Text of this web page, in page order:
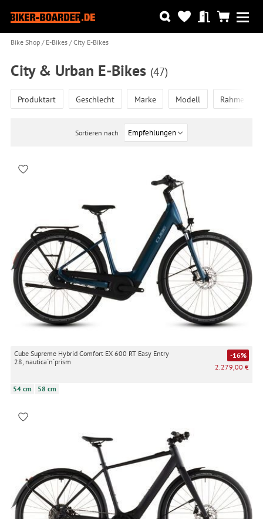
Bike Shop E-Bikes City E-Bikes
City & Urban E-Bikes (47)
Produktart Geschlecht Marke Modell
Sortieren nach
Cube Supreme Hybrid Comfort EX 600 RT Easy Entry
28, nautica´n´prism
-16%
2.279,00 €
54 cm 58 cm